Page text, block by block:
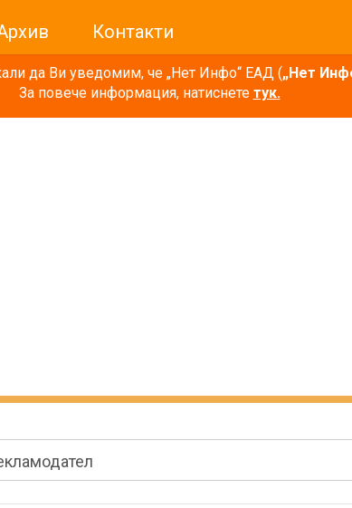
Контакти
да Ви уведомим, че „Нет Инфо“ ЕАД („Нет
За повече информация, натиснете тук.